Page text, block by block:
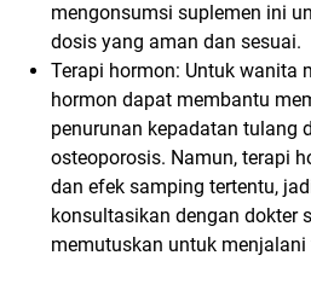
mengonsumsi suplemen ini
dosis yang aman dan sesuai.
Terapi hormon: Untuk wanita
hormon dapat membantu
penurunan kepadatan tulang
osteoporosis. Namun, terapi
dan efek samping tertentu,
konsultasikan dengan dokter
memutuskan untuk menjalani